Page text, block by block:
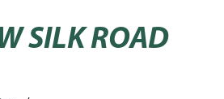
SILK ROAD